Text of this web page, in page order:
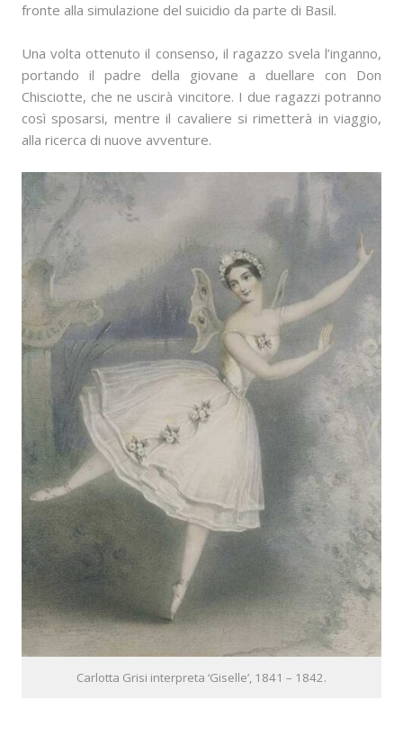
fronte alla simulazione del suicidio da parte di Basil.
Una volta ottenuto il consenso, il ragazzo svela l’inganno,
portando il padre della giovane a duellare con Don
Chisciotte, che ne uscirà vincitore. I due ragazzi potranno
così sposarsi, mentre il cavaliere si rimetterà in viaggio,
alla ricerca di nuove avventure.
Carlotta Grisi interpreta ‘Giselle’, 1841 – 1842.